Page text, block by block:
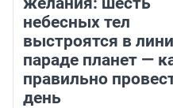
небесных тел
выстроятся в
параде планет —
правильно
день